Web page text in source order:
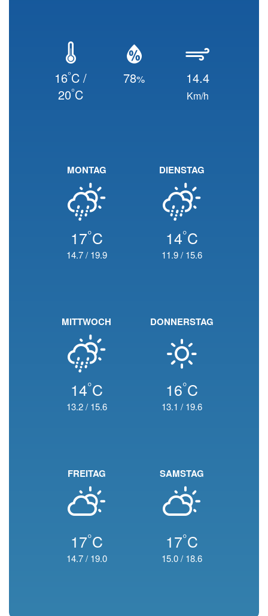
16°C /
20°C
78% 14.4
Km/h
MONTAG
17°C
14.7/ 19.9
DIENSTAG
14°C
11.9/ 15.6
MITTWOCH
14°C
13.2/ 15.6
DONNERSTAG
16°C
13.1 / 19.6
FREITAG
17°C
14.7/ 19.0
SAMSTAG
17°C
15.0/ 18.6